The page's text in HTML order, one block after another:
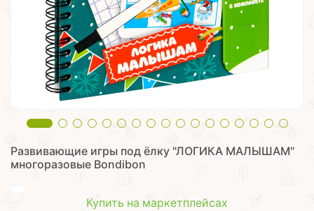
Развивающие игры под ёлку "ЛОГИКА МАЛЫШАМ"
многоразовые Bondibon
Купить на маркетплейсах